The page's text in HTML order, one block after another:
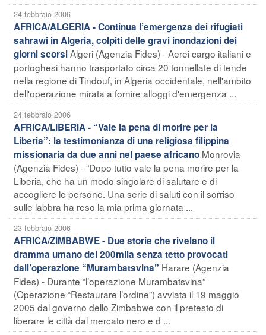
24 febbraio 2006
AFRICA/ALGERIA - Continua l’emergenza dei rifugiati
sahrawi in Algeria, colpiti delle gravi inondazioni dei
giorni scorsiAlgeri (Agenzia Fides) - Aerei cargo italiani e
portoghesi hanno trasportato circa 20 tonnellate di tende
nella regione di Tindouf, in Algeria occidentale, nell'ambito
dell'operazione mirata a fornire alloggi d'emergenza ...
24 febbraio 2006
AFRICA/LIBERIA - “Vale la pena di morire per la
Liberia”: la testimonianza di una religiosa filippina
missionaria da due anni nel paese africano Monrovia
(Agenzia Fides) - “Dopo tutto vale la pena morire per la
Liberia, che ha un modo singolare di salutare e di
accogliere le persone. Una serie di saluti con il sorriso
sulle labbra ha reso la mia prima giornata ...
23 febbraio 2006
AFRICA/ZIMBABWE - Due storie che rivelano il
dramma umano dei 200mila senza tetto provocati
dall’operazione “Murambatsvina” Harare (Agenzia
Fides) - Durante “l’operazione Murambatsvina”
(Operazione “Restaurare l’ordine”) avviata il 19 maggio
2005 dal governo dello Zimbabwe con il pretesto di
liberare le città dal mercato nero e d ...